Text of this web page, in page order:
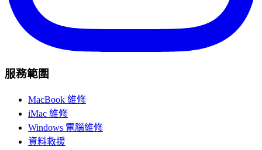
服務範圍
MacBook 維修
iMac 維修
Windows 電腦維修
資料救援